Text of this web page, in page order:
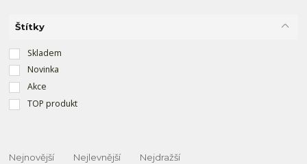
Štítky
Skladem
Novinka
Akce
TOP produkt
Nejnovější Nejlevnější Nejdražší